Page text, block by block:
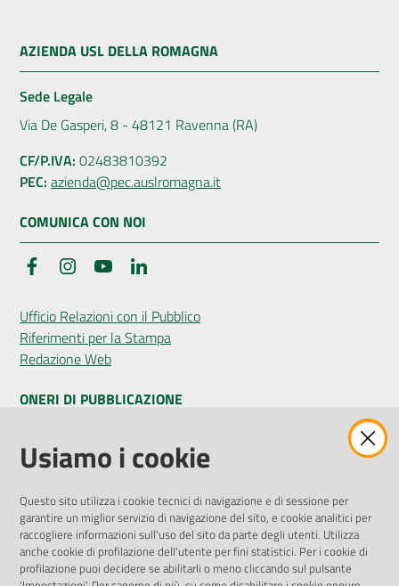
AZIENDA USL DELLA ROMAGNA
Sede Legale
Via De Gasperi, 8 - 48121 Ravenna (RA)
CF/P.IVA: 02483810392
PEC: azienda@pec.auslromagna.it
COMUNICA CON NOI
FacebookInstagramYouTube
Ufficio Relazioni con il Pubblico
Riferimenti per la Stampa
Redazione Web
ONERI DI PUBBLICAZIONE
Amministrazione Trasparente
Pubblicità legale
Privacy Policy
Attuazione Misure PNRR
Liste di Attesa
Usiamo i cookie
Questo sito utilizza i cookie tecnici di navigazione e di sessione per
garantire un miglior servizio di navigazione del sito, e cookie analitici per
raccogliere informazioni sull'uso del sito da parte degli utenti. Utilizza
anche cookie di profilazione dell'utente per fini statistici. Per i cookie di
profilazione puoi decidere se abilitarli o meno cliccando sul pulsante